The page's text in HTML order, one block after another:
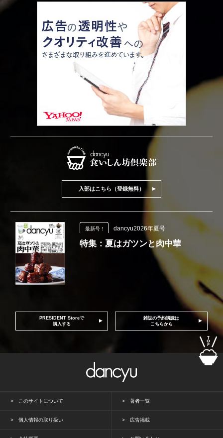
入部はこちら（登録無料）
最新号！ dancyu2026年夏号
特集：夏はガツンと肉中華
PRESIDENT Storeで
購入する
雑誌の予約購読は
こちらから
このサイトについて 著者一覧
個人情報の取り扱い 広告掲載